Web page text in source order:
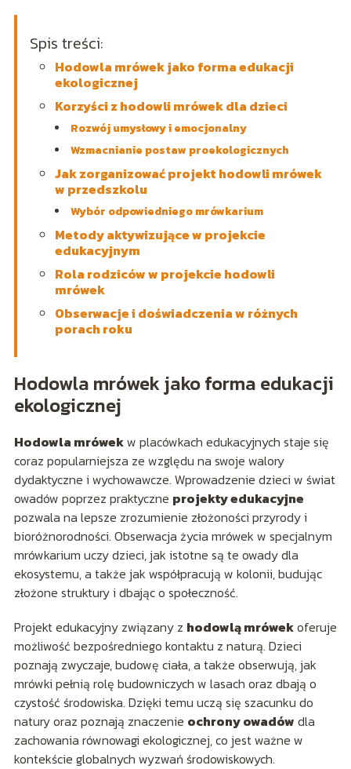
Spis treści:
Hodowla mrówek jako forma edukacji
ekologicznej
Korzyści z hodowli mrówek dla dzieci
Rozwój umysłowy i emocjonalny
Wzmacnianie postaw proekologicznych
Jak zorganizować projekt hodowli mrówek
w przedszkolu
Wybór odpowiedniego mrówkarium
Metody aktywizujące w projekcie
edukacyjnym
Rola rodziców w projekcie hodowli
mrówek
Obserwacje i doświadczenia w różnych
porach roku
Hodowla mrówek jako forma edukacji
ekologicznej
Hodowla mrówekw placówkach edukacyjnych staje się
coraz popularniejsza ze względu na swoje walory
dydaktyczne i wychowawcze. Wprowadzenie dzieci w świat
owadów poprzez praktyczne projekty edukacyjne
pozwala na lepsze zrozumienie złożoności przyrody i
bioróżnorodności. Obserwacja życia mrówek w specjalnym
mrówkarium uczy dzieci, jak istotne są te owady dla
ekosystemu, a także jak współpracują w kolonii, budując
złożone struktury i dbając o społeczność.
Projekt edukacyjny związany z hodowlą mrówekoferuje
możliwość bezpośredniego kontaktu z naturą. Dzieci
poznają zwyczaje, budowę ciała, a także obserwują, jak
mrówki pełnią rolę budowniczych w lasach oraz dbają o
czystość środowiska. Dzięki temu uczą się szacunku do
natury oraz poznają znaczenie ochrony owadów dla
zachowania równowagi ekologicznej, co jest ważne w
kontekście globalnych wyzwań środowiskowych.